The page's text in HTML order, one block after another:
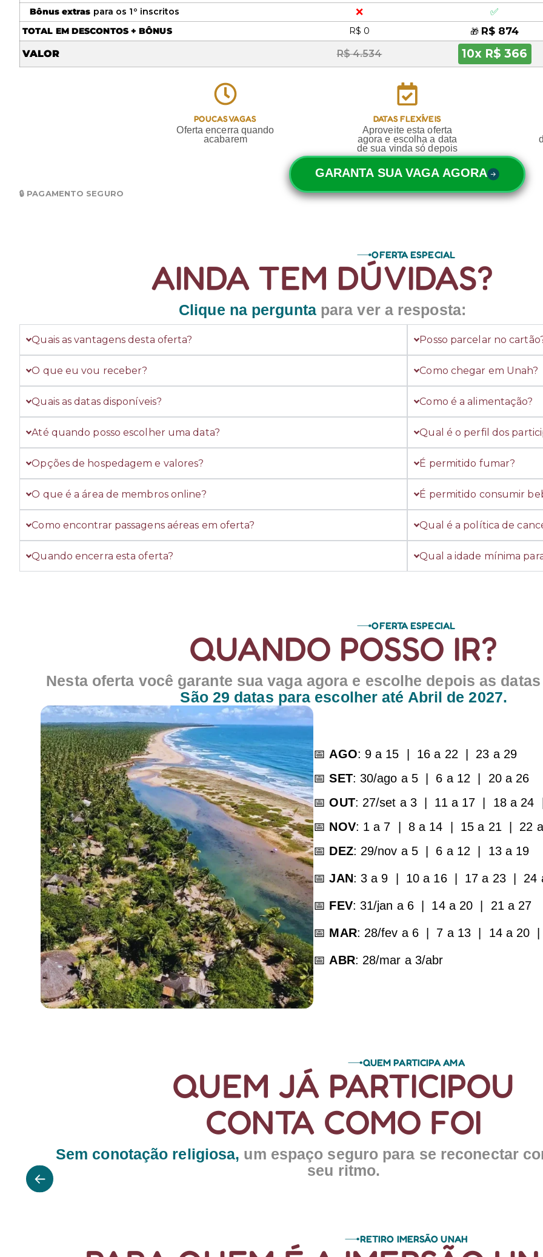
Bônus extras para os 1º inscritos ❌ ✅
TOTAL EM DESCONTOS + BÔNUS R$ 0 🎁 R$ 874
VALOR R$ 4.534 10x R$ 366
POUCAS VAGAS
Oferta encerra quando
acabarem
DATAS FLEXÍVEIS
Aproveite esta oferta
agora e escolha a data
de sua vinda só depois
GARANTA SUA VAGA AGORA
🔒 PAGAMENTO SEGURO
OFERTA ESPECIAL
AINDA TEM DÚVIDAS?
Clique na perguntapara ver a resposta:
Quais as vantagens desta oferta?
O que eu vou receber?
Quais as datas disponíveis?
Até quando posso escolher uma data?
Opções de hospedagem e valores?
O que é a área de membros online?
Como encontrar passagens aéreas em oferta?
Quando encerra esta oferta?
Posso parcelar no
Como chegar em Unah?
Como é a alimentação?
Qual é o perfil dos
É permitido fumar?
É permitido consumir
Qual é a política de
Qual a idade mínima
OFERTA ESPECIAL
QUANDO POSSO IR?
Nesta oferta você garante sua vaga agora e escolhe depois as
São 29 datas para escolher até Abril de 2027.
📅 AGO: 9 a 15 | 16 a 22 | 23 a 29
📅SET: 30/ago a 5 | 6 a 12 | 20 a 26
📅OUT: 27/set a 3 | 11 a 17 | 18 a 24
📅 NOV: 1 a 7 | 8 a 14 | 15 a 21 | 22
📅 DEZ: 29/nov a 5 | 6 a 12 | 13 a 19
📅JAN: 3 a 9 | 10 a 16 | 17 a 23 | 24
📅 FEV: 31/jan a 6 | 14 a 20 | 21 a 27
📅 MAR: 28/fev a 6 | 7 a 13 | 14 a 20 |
📅 ABR: 28/mar a 3/abr
QUEM PARTICIPA AMA
QUEM JÁ PARTICIPOU
CONTA COMO FOI
Sem conotação religiosa, um espaço seguro para se reconectar
seu ritmo.
RETIRO IMERSÃO UNAH